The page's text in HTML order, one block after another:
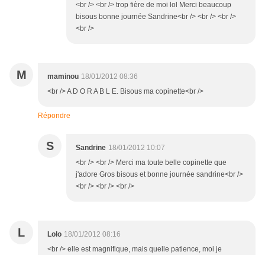
<br /> <br /> trop fière de moi lol Merci beaucoup
bisous bonne journée Sandrine<br /> <br /> <br />
<br />
M maminou 18/01/2012 08:36
<br /> A D O R A B L E. Bisous ma copinette<br />
Répondre
S Sandrine 18/01/2012 10:07
<br /> <br /> Merci ma toute belle copinette que
j'adore Gros bisous et bonne journée sandrine<br />
<br /> <br /> <br />
L Lolo 18/01/2012 08:16
<br /> elle est magnifique, mais quelle patience, moi je